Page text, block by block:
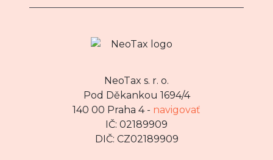
NeoTax s. r. o.
Pod Děkankou 1694/4
140 00 Praha 4 - navigovať
IČ: 02189909
DIČ: CZ02189909